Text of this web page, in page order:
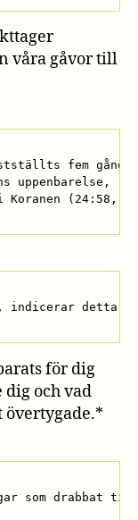
våra gåvor till
fem
uppenbarelse,
Koranen (24:58,
indicerar detta
för dig
dig och vad
övertygade.*
som drabbat